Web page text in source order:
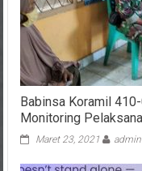
Babinsa Koramil
Monitoring
Maret 23, 2021 admin